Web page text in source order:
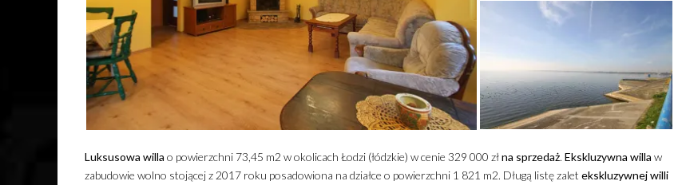
Luksusowa willa o powierzchni 73,45 m2 w okolicach Łodzi (łódzkie) w cenie 329 000 złna sprzedaż. Ekskluzywna willa w
zabudowie wolno stojącej z 2017 roku posadowiona na działce o powierzchni 1 821 m2. Długą listę zalet ekskluzywnej willi